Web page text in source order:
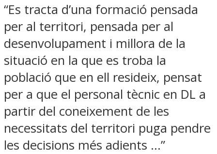
“Es tracta d’una formació pensada
per al territori, pensada per al
desenvolupament i millora de la
situació en la que es troba la
població que en ell resideix, pensat
per a que el personal tècnic en DL a
partir del coneixement de les
necessitats del territori puga pendre
les decisions més adients …”